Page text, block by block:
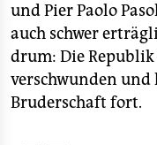
und Pier Paolo
auch schwer
drum: Die
verschwunden und
Bruderschaft fort.